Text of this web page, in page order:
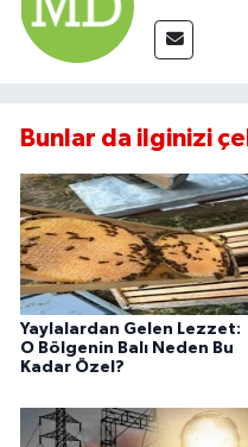
Bunlar da ilginizi
Yaylalardan Gelen Lezzet:
O Bölgenin Balı Neden Bu
Kadar Özel?